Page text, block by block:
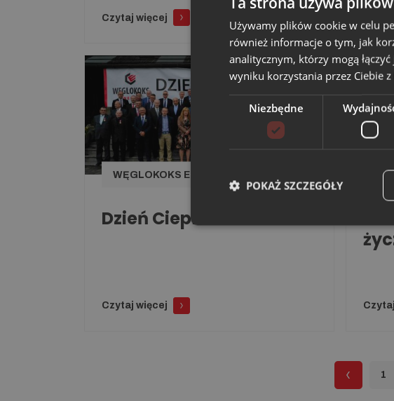
Czytaj więcej
01.06.2017
WĘGLOKOKS ENERGIA
Dzień Ciepłownika 2017
Czytaj więcej
1
Używamy plików cookie w celu
również informacje o tym, jak
analitycznym, którzy mogą
wyniku korzystania przez Ciebie z
Niezbędne
POKAŻ SZCZEGÓŁY